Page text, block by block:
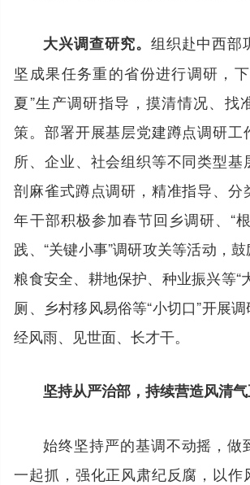
大兴调查研究。 组织赴中西部
坚成果任务重的省份进行调研，
夏”生产调研指导，摸清情况、找
策。部署开展基层党建蹲点调研工
所、企业、社会组织等不同类型基
剖麻雀式蹲点调研，精准指导、分
年干部积极参加春节回乡调研、“
践、“关键小事”调研攻关等活动，
粮食安全、耕地保护、种业振兴等“
厕、乡村移风易俗等“小切口”开展
经风雨、见世面、长才干。
坚持从严治部，持续营造风清
始终坚持严的基调不动摇，做
一起抓，强化正风肃纪反腐，以作